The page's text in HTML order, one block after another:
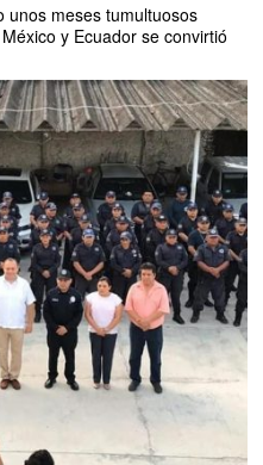
unos meses tumultuosos
y Ecuador se convirtió